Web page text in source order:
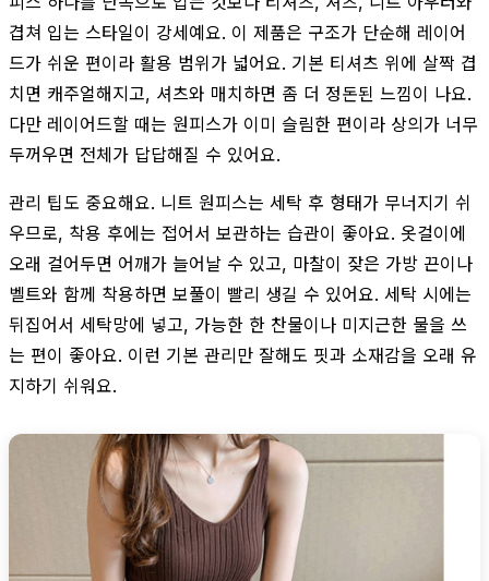
겹쳐 입는 스타일이 강세예요. 이 제품은 구조가 단순해 레이어
드가 쉬운 편이라 활용 범위가 넓어요. 기본 티셔츠 위에 살짝 겹
치면 캐주얼해지고, 셔츠와 매치하면 좀 더 정돈된 느낌이 나요.
다만 레이어드할 때는 원피스가 이미 슬림한 편이라 상의가 너무
두꺼우면 전체가 답답해질 수 있어요.
관리 팁도 중요해요. 니트 원피스는 세탁 후 형태가 무너지기 쉬
우므로, 착용 후에는 접어서 보관하는 습관이 좋아요. 옷걸이에
오래 걸어두면 어깨가 늘어날 수 있고, 마찰이 잦은 가방 끈이나
벨트와 함께 착용하면 보풀이 빨리 생길 수 있어요. 세탁 시에는
뒤집어서 세탁망에 넣고, 가능한 한 찬물이나 미지근한 물을 쓰
는 편이 좋아요. 이런 기본 관리만 잘해도 핏과 소재감을 오래 유
지하기 쉬워요.